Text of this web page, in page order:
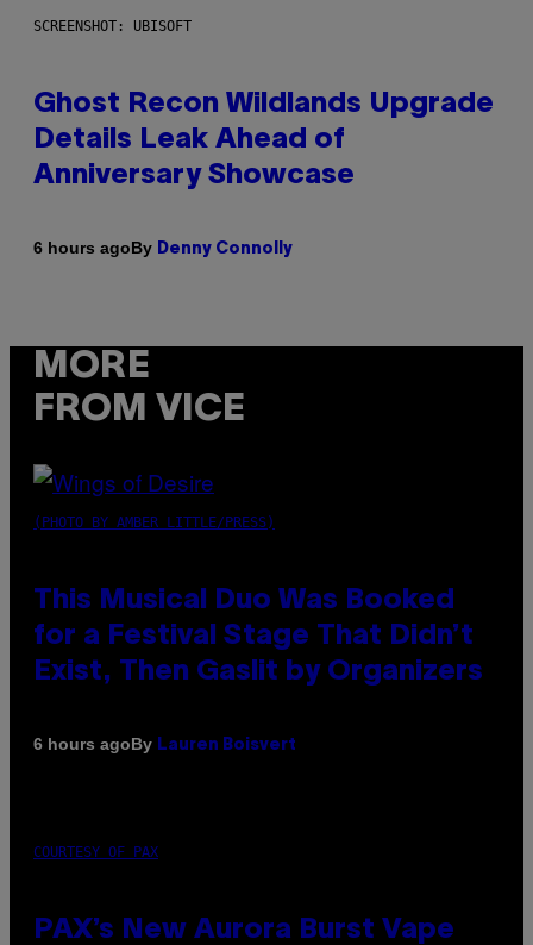
SCREENSHOT: UBISOFT
Ghost Recon Wildlands Upgrade
Details Leak Ahead of
Anniversary Showcase
6 hours agoBy Denny Connolly
MORE
FROM VICE
(PHOTO BY AMBER LITTLE/PRESS)
This Musical Duo Was Booked
for a Festival Stage That Didn’t
Exist, Then Gaslit by Organizers
6 hours agoBy Lauren Boisvert
COURTESY OF PAX
PAX’s New Aurora Burst Vape